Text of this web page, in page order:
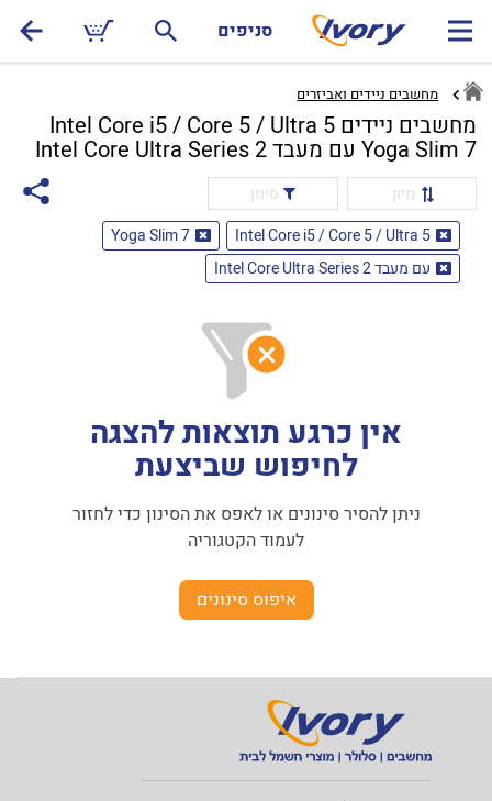
סניפים
מחשבים ניידים ואביזרים
מחשבים ניידים Intel Core i5 / Core 5 / Ultra 5
Yoga Slim 7 עם מעבד Intel Core Ultra Series 2
מיון
סינון
Intel Core i5 / Core 5 / Ultra 5
Yoga Slim 7
עם מעבד Intel Core Ultra Series 2
אין כרגע תוצאות להצגה
לחיפוש שביצעת
ניתן להסיר סינונים או לאפס את הסינון כדי לחזור
לעמוד הקטגוריה
איפוס סינונים